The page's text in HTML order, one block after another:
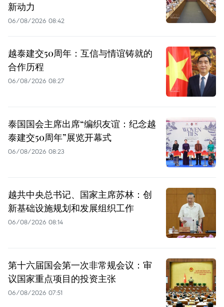
新动力
06/08/2026 08:42
越泰建交50周年：互信与情谊铸就的
合作历程
06/08/2026 08:27
泰国国会主席出席“编织友谊：纪念越
泰建交50周年”展览开幕式
06/08/2026 08:23
越共中央总书记、国家主席苏林：创
新基础设施规划和发展组织工作
06/08/2026 08:14
第十六届国会第一次非常规会议：审
议国家重点项目的投资主张
06/08/2026 07:51